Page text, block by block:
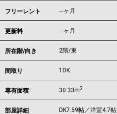
フリーレント ---ヶ月
更新料 ---ヶ月
所在階/向き 2階/東
間取り 1DK
専有面積 30.33m2
部屋詳細 DK7.59帖／洋室4.7帖